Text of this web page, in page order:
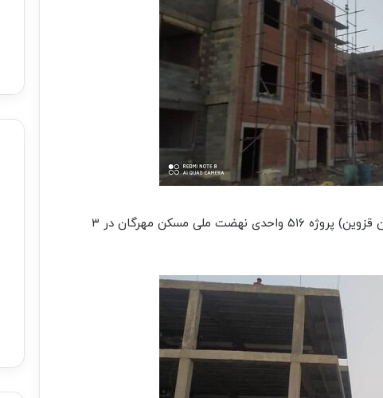
بنیاد مسکن انقلاب اسلامی در همین منطقه (استان قزوین) پروژه ۵۱۶ واحدی نهضت ملی مسکن مهرگان در ۳